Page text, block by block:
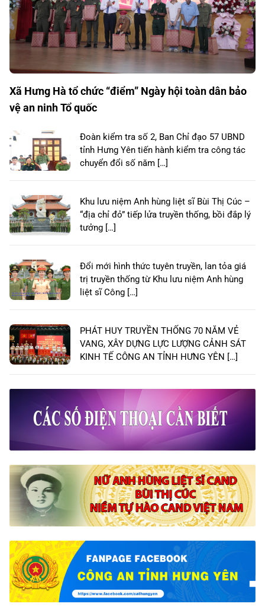
Xã Hưng Hà tổ chức “điểm” Ngày hội toàn dân bảo
vệ an ninh Tổ quốc
Đoàn kiểm tra số 2, Ban Chỉ đạo 57 UBND
tỉnh Hưng Yên tiến hành kiểm tra công tác
chuyển đổi số năm […]
Khu lưu niệm Anh hùng liệt sĩ Bùi Thị Cúc –
“địa chỉ đỏ” tiếp lửa truyền thống, bồi đắp lý
tưởng […]
Đổi mới hình thức tuyên truyền, lan tỏa giá
trị truyền thống từ Khu lưu niệm Anh hùng
liệt sĩ Công […]
PHÁT HUY TRUYỀN THỐNG 70 NĂM VẺ
VANG, XÂY DỰNG LỰC LƯỢNG CẢNH SÁT
KINH TẾ CÔNG AN TỈNH HƯNG YÊN […]